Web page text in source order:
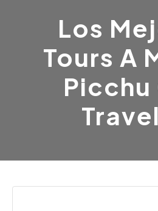
Los
Tours A
Picchu